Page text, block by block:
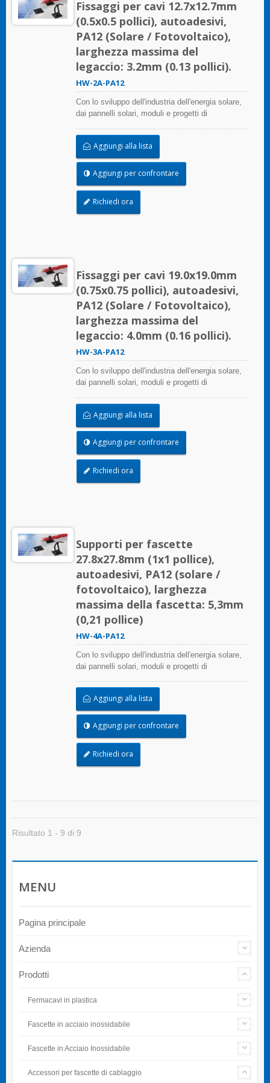
Fissaggi per cavi 12.7x12.7mm
(0.5x0.5 pollici), autoadesivi,
PA12 (Solare / Fotovoltaico),
larghezza massima del
legaccio: 3.2mm (0.13 pollici).
HW-2A-PA12
Con lo sviluppo dell'industria dell'energia solare,
dai pannelli solari, moduli e progetti di
fotovoltaiche su larga scala, HUA WEI offre
soluzioni complete nel settore dell'energia solare,
inclusi fascette per cavi, supporti per fascette,
tubi flessibili e clip per bordi. Questa soluzione
più tempo di installazione, ma si comporta bene
in ambienti difficili e prolunga la vita del prodotto.
Aggiungi alla lista
Aggiungi per confrontare
Richiedi ora
Fissaggi per cavi 19.0x19.0mm
(0.75x0.75 pollici), autoadesivi,
PA12 (Solare / Fotovoltaico),
larghezza massima del
legaccio: 4.0mm (0.16 pollici).
HW-3A-PA12
Con lo sviluppo dell'industria dell'energia solare,
dai pannelli solari, moduli e progetti di
fotovoltaiche su larga scala, HUA WEI offre
soluzioni complete nel settore dell'energia solare,
inclusi fascette per cavi, supporti per fascette,
tubi flessibili e clip per bordi. Questa soluzione
più tempo di installazione, ma si comporta bene
in ambienti difficili e prolunga la vita del prodotto.
Aggiungi alla lista
Aggiungi per confrontare
Richiedi ora
Supporti per fascette
27.8x27.8mm (1x1 pollice),
autoadesivi, PA12 (solare /
fotovoltaico), larghezza
massima della fascetta: 5,3mm
(0,21 pollice)
HW-4A-PA12
Con lo sviluppo dell'industria dell'energia solare,
dai pannelli solari, moduli e progetti di
fotovoltaiche su larga scala, HUA WEI offre
soluzioni complete nel settore dell'energia solare,
inclusi fascette per cavi, supporti per fascette,
tubi flessibili e clip per bordi. Questa soluzione
più tempo di installazione, ma si comporta bene
in ambienti difficili e prolunga la vita del prodotto.
Aggiungi alla lista
Aggiungi per confrontare
Richiedi ora
Risultato 1 - 9 di 9
MENU
Pagina principale
Azienda
Prodotti
Fermacavi in plastica
Fascette in acciaio inossidabile
Fascette in Acciaio Inossidabile
Accessori per fascette di cablaggio